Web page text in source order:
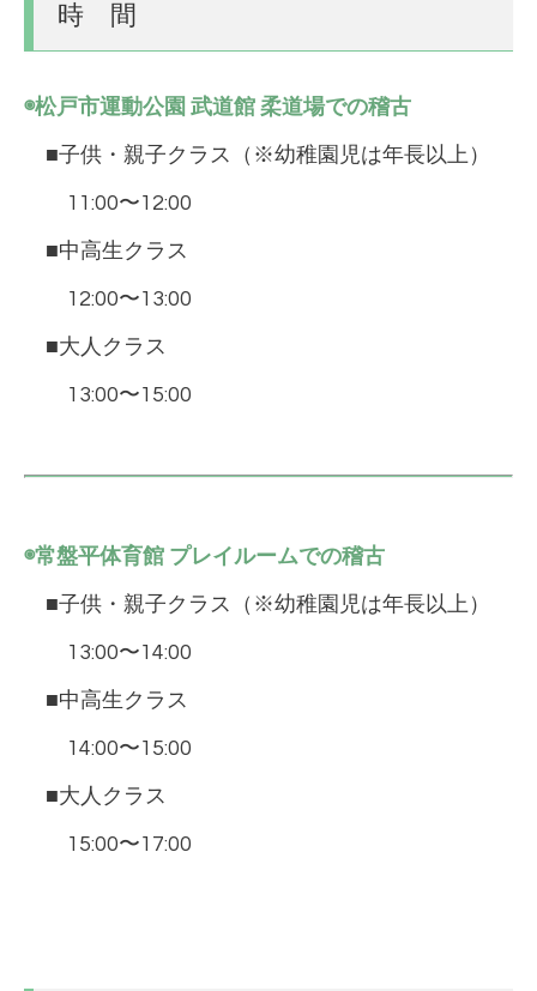
時 間
◉松戸市運動公園 武道館 柔道場での稽古
■子供・親子クラス（※幼稚園児は年長以上）
11:00〜12:00
■中高生クラス
12:00〜13:00
■大人クラス
13:00〜15:00
◉常盤平体育館 プレイルームでの稽古
■子供・親子クラス（※幼稚園児は年長以上）
13:00〜14:00
■中高生クラス
14:00〜15:00
■大人クラス
15:00〜17:00